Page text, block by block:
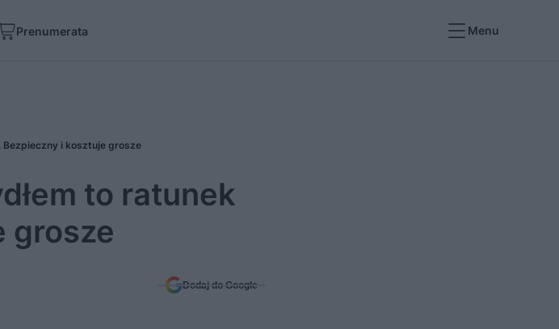
Prenumerata Menu
Bezpieczny i kosztuje grosze
to ratunek
grosze
Dodaj do Google